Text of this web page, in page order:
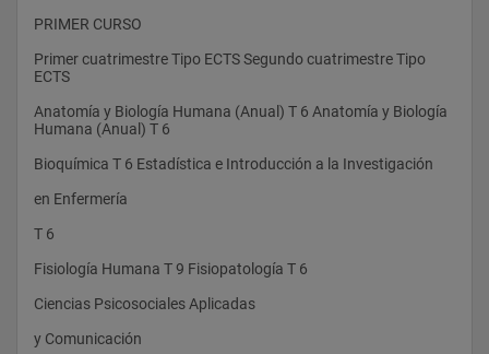
españoles en Europa, sobre todo en Inglaterra, Italia
y Portugal.
Contenidos Formativos
Van encaminados a que los futuros graduados puedan
evaluar las respuestas de las personas respecto
a su estado de salud y ayudarlas a realizar aquellas
actividades que contribuyan a mejorarla, restablecerla
o a una muerte digna, promoviendo lo más
pronto posible su independencia.
La formación garantizará que adquieran los conocimientos,
PRIMER CURSO
Primer cuatrimestre Tipo ECTS Segundo cuatrimestre Tipo
ECTS
Anatomía y Biología Humana (Anual) T 6 Anatomía y Biología
Humana (Anual) T 6
Bioquímica T 6 Estadística e Introducción a la Investigación
en Enfermería
T 6
Fisiología Humana T 9 Fisiopatología T 6
Ciencias Psicosociales Aplicadas
y Comunicación